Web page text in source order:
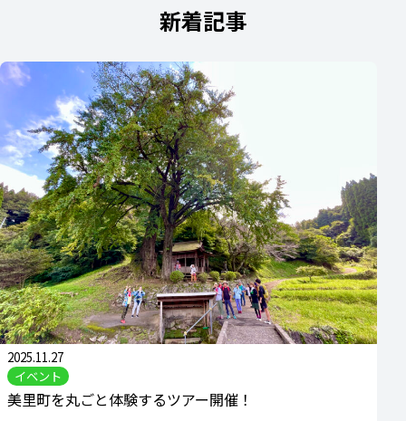
新着記事
2025.11.27
イベント
美里町を丸ごと体験するツアー開催！